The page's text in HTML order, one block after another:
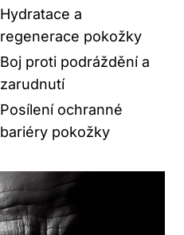
Hydratace a
regenerace pokožky
Boj proti podráždění a
zarudnutí
Posílení ochranné
bariéry pokožky